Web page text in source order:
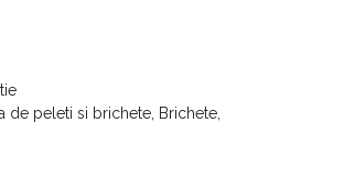
de peleti si brichete, Brichete,